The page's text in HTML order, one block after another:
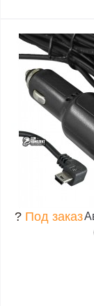
? Под заказ